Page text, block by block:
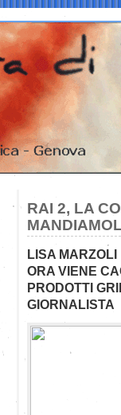
RAI 2, LA
LISA
ORA VIENE
PRODOTTI
GIORNALISTA